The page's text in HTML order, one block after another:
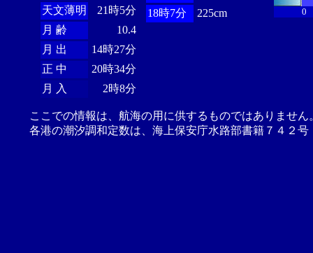
天文薄明
21時5分
月 齢
10.4
月 出
14時27分
正 中
20時34分
月 入
2時8分
18時7分
225cm 0
ここでの情報は、航海の用に供するものではありませ
各港の潮汐調和定数は、海上保安庁水路部書籍７４２